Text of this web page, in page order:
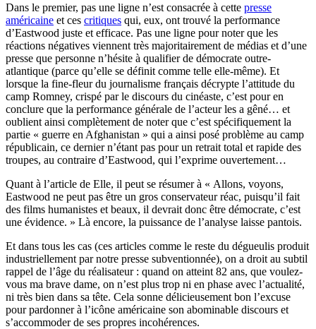
Dans le premier, pas une ligne n’est consacrée à cette presse
américaine et ces critiques qui, eux, ont trouvé la performance
d’Eastwood juste et efficace. Pas une ligne pour noter que les
réactions négatives viennent très majoritairement de médias et d’une
presse que personne n’hésite à qualifier de démocrate outre-
atlantique (parce qu’elle se définit comme telle elle-même). Et
lorsque la fine-fleur du journalisme français décrypte l’attitude du
camp Romney, crispé par le discours du cinéaste, c’est pour en
conclure que la performance générale de l’acteur les a gêné… et
oublient ainsi complètement de noter que c’est spécifiquement la
partie « guerre en Afghanistan » qui a ainsi posé problème au camp
républicain, ce dernier n’étant pas pour un retrait total et rapide des
troupes, au contraire d’Eastwood, qui l’exprime ouvertement…
Quant à l’article de Elle, il peut se résumer à « Allons, voyons,
Eastwood ne peut pas être un gros conservateur réac, puisqu’il fait
des films humanistes et beaux, il devrait donc être démocrate, c’est
une évidence. » Là encore, la puissance de l’analyse laisse pantois.
Et dans tous les cas (ces articles comme le reste du dégueulis produit
industriellement par notre presse subventionnée), on a droit au subtil
rappel de l’âge du réalisateur : quand on atteint 82 ans, que voulez-
vous ma brave dame, on n’est plus trop ni en phase avec l’actualité,
ni très bien dans sa tête. Cela sonne délicieusement bon l’excuse
pour pardonner à l’icône américaine son abominable discours et
s’accommoder de ses propres incohérences.